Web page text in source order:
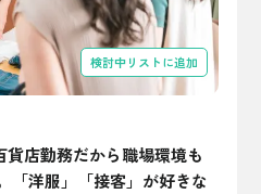
検討中リストに追加
店勤務だから職場環境も
「洋服」「接客」が好きな